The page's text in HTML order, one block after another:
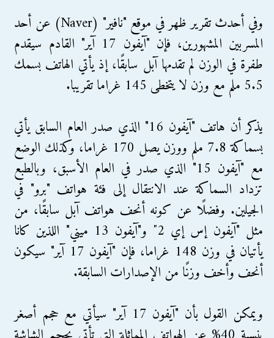
وفي أحدث تقرير ظهر في موقع "نافير" (Naver) عن أحد
المسربين المشهورين، فإن "آيفون 17 آير" القادم سيقدم
طفرة في الوزن لم تقدمها آبل سابقًا، إذ يأتي الهاتف بسمك
5.5 ملم مع وزن لا يتخطى 145 غراما تقريبا.
يذكر أن هاتف "آيفون 16" الذي صدر العام السابق يأتي
بسماكة 7.8 ملم ووزن يصل 170 غراما، وكذلك الوضع
مع "آيفون 15" الذي صدر في العام الأسبق، وبالطبع
تزداد السماكة عند الانتقال إلى فئة هواتف "برو" في
الجيلين. وفضلًا عن كونه أنحف هواتف آبل سابقًا، من
مثل "آيفون إس إي 2″ و"آيفون 13 ميني" اللذين كانا
يأتيان في وزن 148 غراما، فإن "آيفون 17 آير" سيكون
أنحف وأخف وزنًا من الإصدارات السابقة.
ويمكن القول بأن "آيفون 17 آير" سيأتي مع حجم أصغر